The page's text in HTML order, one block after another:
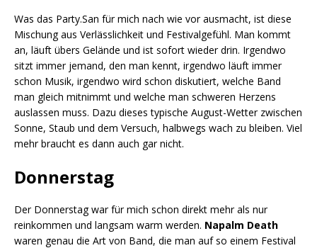
Was das Party.San für mich nach wie vor ausmacht, ist diese
Mischung aus Verlässlichkeit und Festivalgefühl. Man kommt
an, läuft übers Gelände und ist sofort wieder drin. Irgendwo
sitzt immer jemand, den man kennt, irgendwo läuft immer
schon Musik, irgendwo wird schon diskutiert, welche Band
man gleich mitnimmt und welche man schweren Herzens
auslassen muss. Dazu dieses typische August-Wetter zwischen
Sonne, Staub und dem Versuch, halbwegs wach zu bleiben. Viel
mehr braucht es dann auch gar nicht.
Donnerstag
Der Donnerstag war für mich schon direkt mehr als nur
reinkommen und langsam warm werden. Napalm Death
waren genau die Art von Band, die man auf so einem Festival